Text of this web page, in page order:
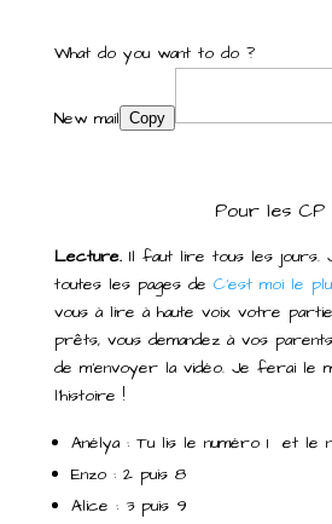
What do you want to do ?
New mail Copy
Pour les CP
Lecture.Il faut lire tous les jours.
toutes les pages de C’est moi le
vous à lire à haute voix votre
prêts, vous demandez à vos
de m’envoyer la vidéo. Je ferai le
l’histoire !
Anélya : Tu lis le numéro 1 et le
Enzo : 2 puis 8
Alice : 3 puis 9